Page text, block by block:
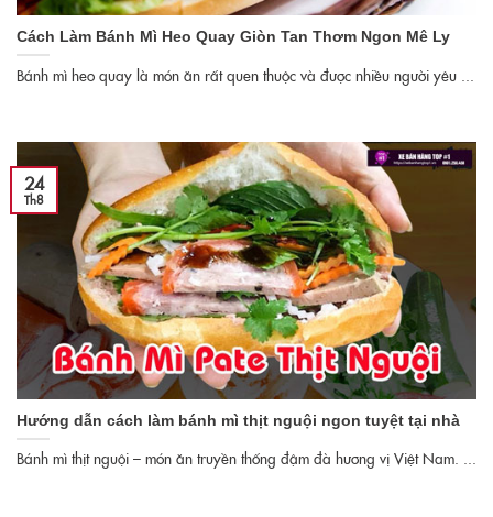
Cách Làm Bánh Mì Heo Quay Giòn Tan Thơm Ngon Mê Ly
Bánh mì heo quay là món ăn rất quen thuộc và được nhiều người yêu ...
Hướng dẫn cách làm bánh mì thịt nguội ngon tuyệt tại nhà
Bánh mì thịt nguội – món ăn truyền thống đậm đà hương vị Việt Nam. ...
24
Th8